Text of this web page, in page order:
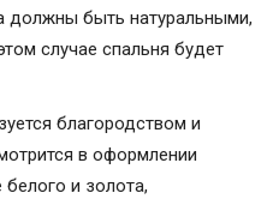
должны быть натуральными,
случае спальня будет
благородством и
в оформлении
белого и золота,